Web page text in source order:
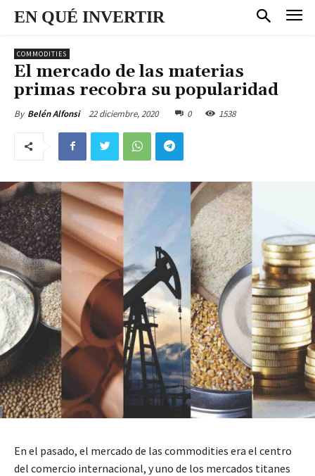
EN QUÉ INVERTIR
COMMODITIES
El mercado de las materias
primas recobra su popularidad
By Belén Alfonsi 22 diciembre, 2020 0 1538
En el pasado, el mercado de las commodities era el centro
del comercio internacional, y uno de los mercados titanes